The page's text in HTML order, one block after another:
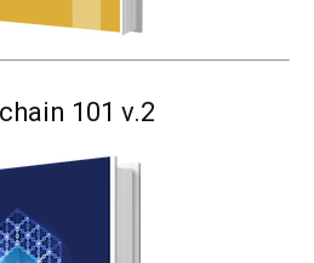
101 v.2